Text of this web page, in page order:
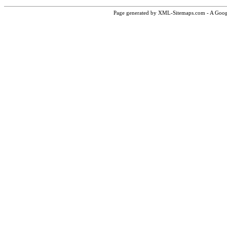
Page generated by XML-Sitemaps.com - A